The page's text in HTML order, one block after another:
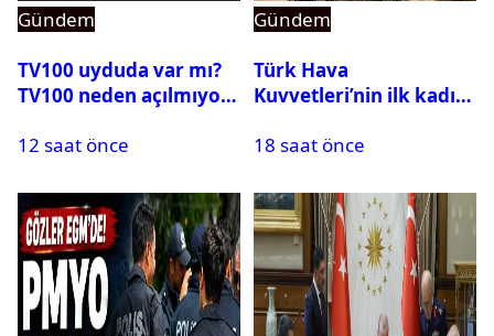
Gündem
TV100 uyduda var mı?
TV100 neden açılmıyor?
12 saat önce
Gündem
Türk Hava
Kuvvetleri’nin ilk kadın
Karapınar hakkında
ortaya çıktı
18 saat önce